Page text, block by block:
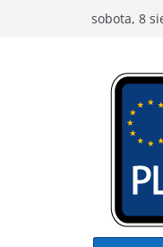
sobota, 8